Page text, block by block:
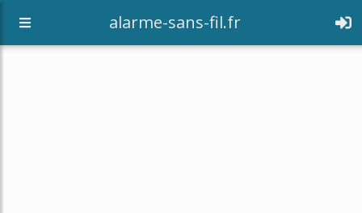
alarme-sans-fil.fr